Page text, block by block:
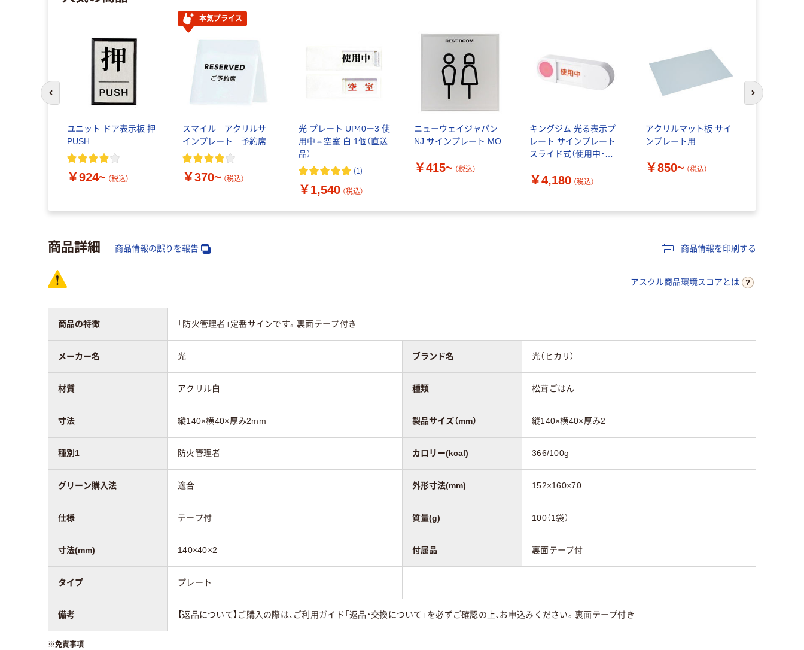
ユニット ドア表示板 押
PUSH
￥924~ （税込）
本気プライス
スマイル アクリルサ
インプレート 予約席
￥370~ （税込）
光 プレート UP40ー3 使
用中⇔空室 白 1個（直送
品）
(1)
￥1,540 （税込）
ニューウェイジャパン
NJ サインプレート MO
￥415~ （税込）
キングジム 光る表示プ
レート サインプレート
スライド式（使用中・空
￥4,180 （税込）
アクリルマット板 サイ
ンプレート用
￥850~ （税込）
前のスライドへ 次のスライド
商品詳細 商品情報の誤りを報告 商品情報を印刷する
アスクル商品環境スコアとは
商品の特徴 「防火管理者」定番サインです。裏面テープ付き
メーカー名 光 ブランド名 光（ヒカリ）
材質 アクリル白 種類 松茸ごはん
寸法 縦140×横40×厚み2mm 製品サイズ（mm） 縦140×横40×厚み2
種別1 防火管理者 カロリー(kcal) 366/100g
グリーン購入法 適合 外形寸法(mm) 152×160×70
仕様 テープ付 質量(g) 100（1袋）
寸法(mm) 140×40×2 付属品 裏面テープ付
タイプ プレート
備考 【返品について】ご購入の際は、ご利用ガイド「返品・交換について」を必ずご確認の上、お申込みください。裏面テープ付き
※免責事項